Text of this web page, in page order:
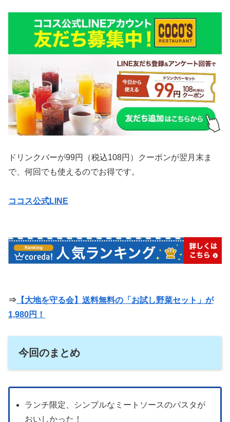
ドリンクバーが99円（税込108円）クーポンが翌月末ま
で、何回でも使えるのでお得です。
ココス公式LINE
⇒ 【大地を守る会】送料無料の「お試し野菜セット」が
1,980円！
今回のまとめ
ランチ限定、シンプルなミートソースのパスタが
おいしかった！